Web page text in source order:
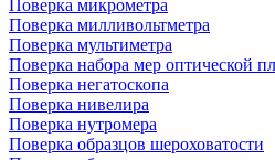
Поверка микрометра
Поверка милливольтметра
Поверка мультиметра
Поверка набора мер оптической
Поверка негатоскопа
Поверка нивелира
Поверка нутромера
Поверка образцов шероховатости